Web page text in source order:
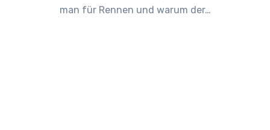
man für Rennen und warum der…